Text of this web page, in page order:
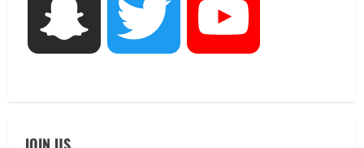
Snapchat Twitter
UTTARAKHAND NEWS
एमआईटी वर्ल्ड पीस यूनिवर्सिटी और जर्मनी के
बीएसबीआई के बीच समझौता; भारतीय छात्रों